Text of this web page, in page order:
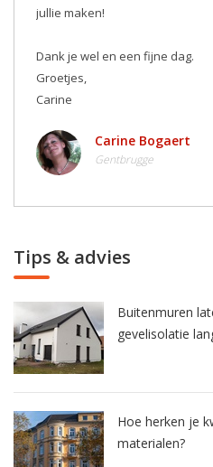
jullie maken! ️
Dank je wel en een fijne dag.
Groetjes,
Carine
Carine Bogaert
Gentbrugge
Tips & advies
Buitenmuren
gevelisolatie
Hoe herken je
materialen?